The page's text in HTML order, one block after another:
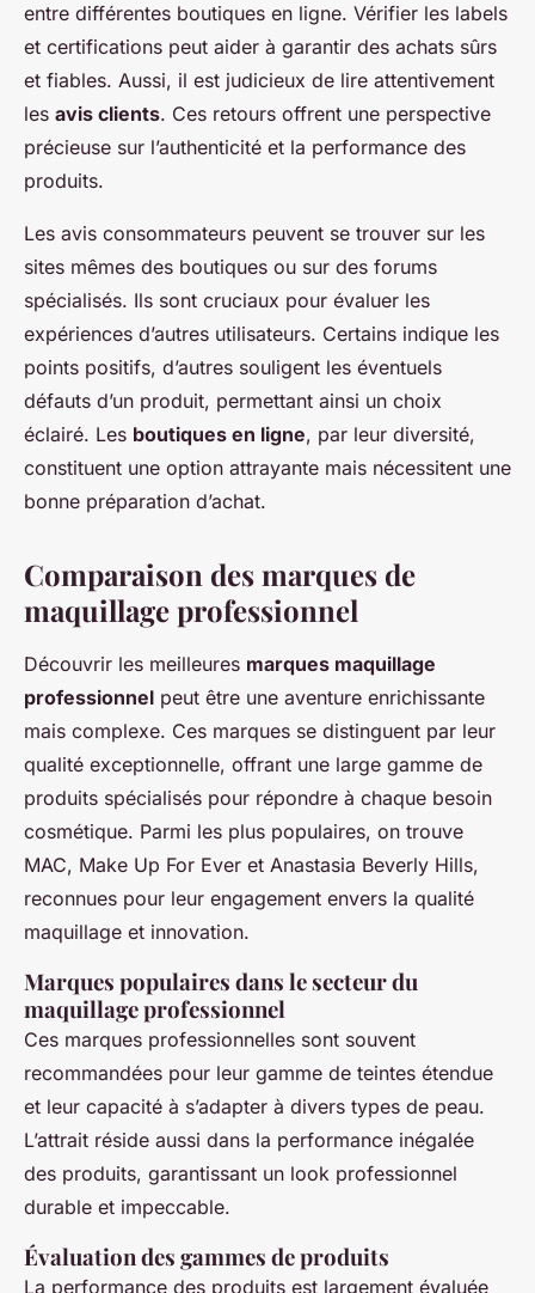
entre différentes boutiques en ligne. Vérifier les labels
et certifications peut aider à garantir des achats sûrs
et fiables. Aussi, il est judicieux de lire attentivement
les avis clients. Ces retours offrent une perspective
précieuse sur l’authenticité et la performance des
produits.
Les avis consommateurs peuvent se trouver sur les
sites mêmes des boutiques ou sur des forums
spécialisés. Ils sont cruciaux pour évaluer les
expériences d’autres utilisateurs. Certains indique les
points positifs, d’autres souligent les éventuels
défauts d’un produit, permettant ainsi un choix
éclairé. Les boutiques en ligne, par leur diversité,
constituent une option attrayante mais nécessitent une
bonne préparation d’achat.
Comparaison des marques de
maquillage professionnel
Découvrir les meilleures marques maquillage
professionnel peut être une aventure enrichissante
mais complexe. Ces marques se distinguent par leur
qualité exceptionnelle, offrant une large gamme de
produits spécialisés pour répondre à chaque besoin
cosmétique. Parmi les plus populaires, on trouve
MAC, Make Up For Ever et Anastasia Beverly Hills,
reconnues pour leur engagement envers la qualité
maquillage et innovation.
Marques populaires dans le secteur du
maquillage professionnel
Ces marques professionnelles sont souvent
recommandées pour leur gamme de teintes étendue
et leur capacité à s’adapter à divers types de peau.
L’attrait réside aussi dans la performance inégalée
des produits, garantissant un look professionnel
durable et impeccable.
Évaluation des gammes de produits
La performance des produits est largement évaluée